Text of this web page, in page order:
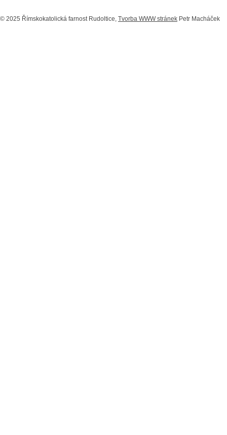
© 2025 Římskokatolická farnost Rudoltice, Tvorba WWW stránek Petr Macháček